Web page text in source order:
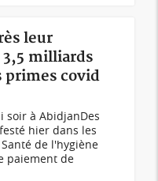
leur
milliards
primes covid
soir à AbidjanDes
hier dans les
de l'hygiène
paiement de